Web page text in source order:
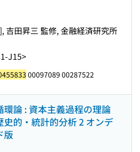
吉田昇三 監修, 金融経済研究所
J15>
00097089 00287522
環論 : 資本主義過程の理論
史的・統計的分析 2 オンデ
版